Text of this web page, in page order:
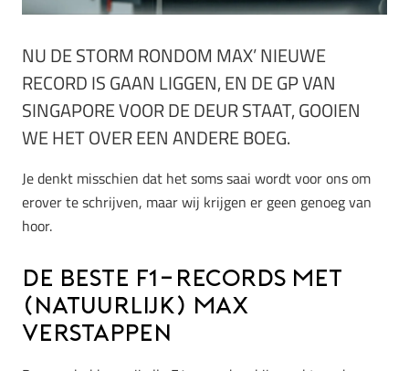
NU DE STORM RONDOM MAX’ NIEUWE
RECORD IS GAAN LIGGEN, EN DE GP VAN
SINGAPORE VOOR DE DEUR STAAT, GOOIEN
WE HET OVER EEN ANDERE BOEG.
Je denkt misschien dat het soms saai wordt voor ons om
erover te schrijven, maar wij krijgen er geen genoeg van
hoor.
De beste F1-records met
(natuurlijk) Max
Verstappen